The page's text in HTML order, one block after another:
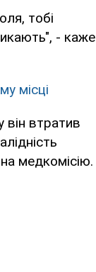
тобі
- каже
місці
втратив
медкомісію.